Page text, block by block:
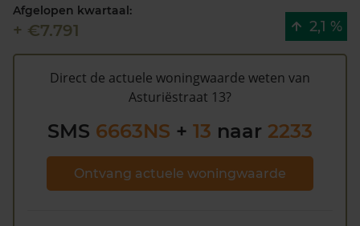
dat deze waarde te hoog is en dat er bespaard zou
kunnen worden op de gemeentelijke belastingen. Met
hetgratis WOZ alarmbent u elk jaar op de hoogte van
uw laatste WOZ waarde en kansen op besparing.
gratis in.
Afgelopen kwartaal:
+ €7.791 2,1 %
Direct de actuele woningwaarde weten van
Asturiëstraat 13?
SMS 6663NS + 13 naar 2233
Ontvang actuele woningwaarde